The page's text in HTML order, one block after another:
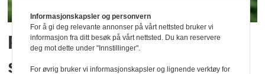
Radiografer og
stråleterapeuter i
Informasjonskapsler og personvern
For å gi deg relevante annonser på vårt nettsted bruker vi
informasjon fra ditt besøk på vårt nettsted. Du kan reservere
deg mot dette under "Innstillinger".
For øvrig bruker vi informasjonskapsler og lignende verktøy for